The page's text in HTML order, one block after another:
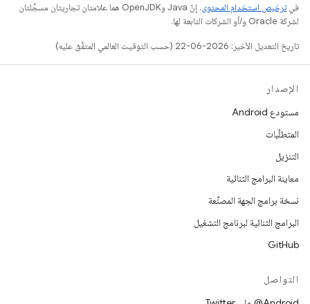
فيترخيص استخدام المحتوى
. إنّ Java وOpenJDK هما علامتان تجاريتان مسجَّلتان
لشركة Oracle و/أو الشركات التابعة لها.
تاريخ التعديل الأخير: 2026-06-22 (حسب التوقيت العالمي المتفَّق عليه)
الإصدار
مستودع Android
المتطلّبات
التنزيل
معاينة البرامج الثنائية
نسخة برامج الجهة المصنِّعة
البرامج الثنائية لبرنامج التشغيل
GitHub
التواصل